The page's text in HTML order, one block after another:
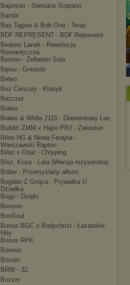
Bajorson - Siemano Soprano
Bambi
Bas Tajpan & Bob One - Teraz
BDF REPRESENT - BDF Represent
Bedoes Lanek - Rewolucja
Romantyczna
Berson - Żelbeton Solo
Bęsiu - Gniazdo
Beteo
Bez Cenzury - Klasyk
Bezczel
Białas
Białas & White 2115 - Diamentowy Las
Białdżi ZMM x Hajto PR2 - Zwiastun
Bilon HG & Nowa Ferajna -
Warszawski Rapton
Bilon x Onar - Chryping
Bisz, Kosa - Lata (Wersja reżyserska)
Bober - Przemyślany album
Bogdan Z Grójca - Prywatka U
Dziadka
Bogu - Dzięki
Bonson
BonSoul
Bonus BGC x Bodychrist - Łazarskie
Hity
Bonus RPK
Borixon
Bosski
BRW - 32
Buczer